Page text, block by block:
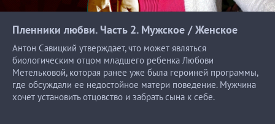
Пленники любви. Часть 2. Мужское /Женское
Антон Савицкий утверждает, что может являться
биологическим отцом младшего ребенка Любови
Метельковой, которая ранее уже была героиней программы,
где обсуждали ее недостойное матери поведение. Мужчина
хочет установить отцовство и забрать сына к себе.